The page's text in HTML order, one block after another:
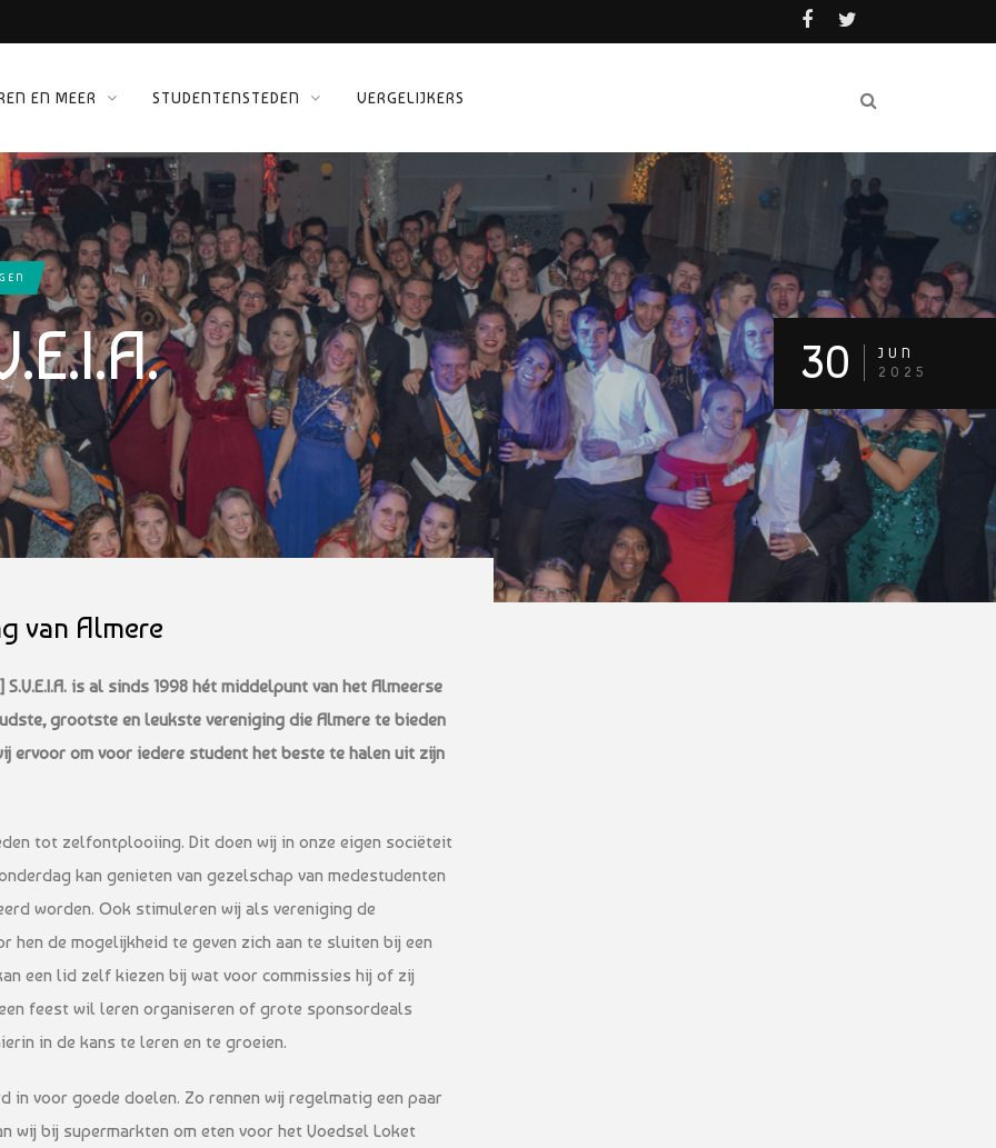
EN MEER STUDENTENSTEDEN VERGELIJKERS
30
JUN
2025
van Almere
is al sinds 1998 hét middelpunt van het Almeerse
grootste en leukste vereniging die Almere te bieden
ervoor om voor iedere student het beste te halen uit zijn
tot zelfontplooiing. Dit doen wij in onze eigen sociëteit
kan genieten van gezelschap van medestudenten
worden. Ook stimuleren wij als vereniging de
hen de mogelijkheid te geven zich aan te sluiten bij een
een lid zelf kiezen bij wat voor commissies hij of zij
feest wil leren organiseren of grote sponsordeals
in de kans te leren en te groeien.
in voor goede doelen. Zo rennen wij regelmatig een paar
wij bij supermarkten om eten voor het Voedsel Loket